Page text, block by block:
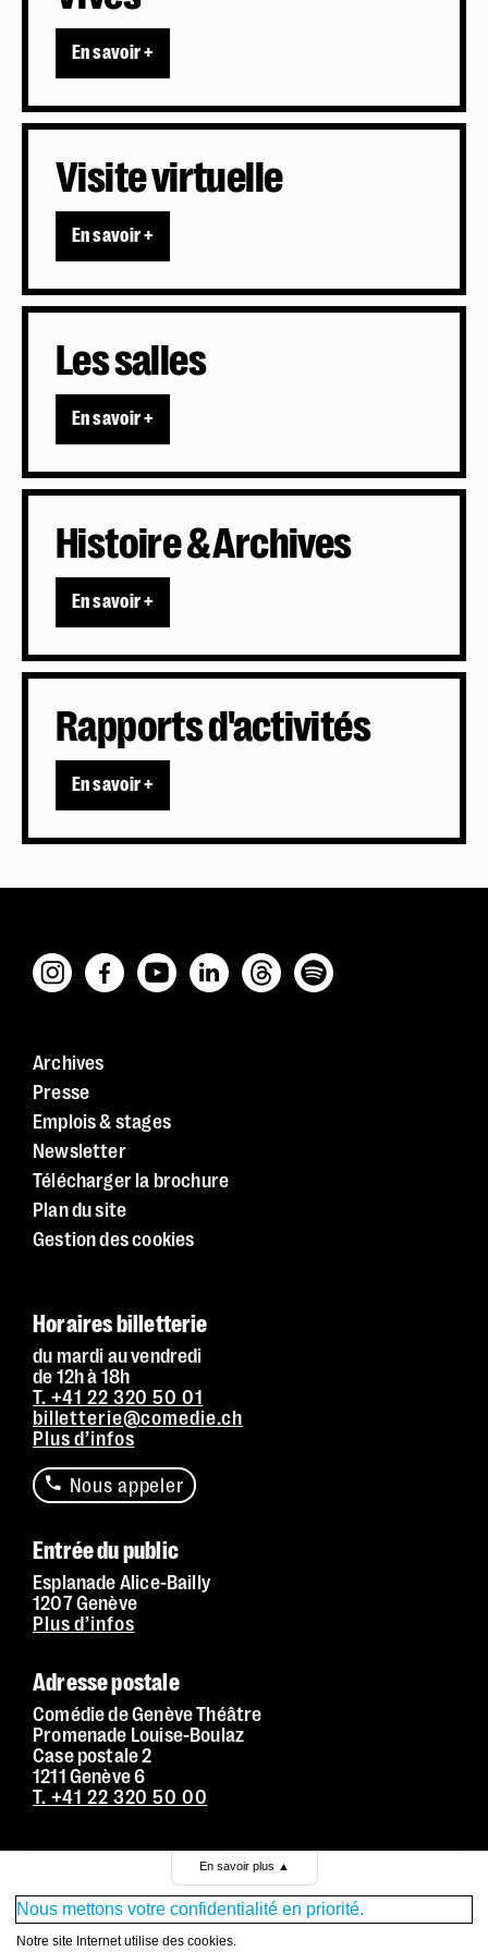
Police dyslexie :non
Taille du texte :par défaut
En savoir +
Visite virtuelle
En savoir +
Les salles
En savoir +
Histoire & Archives
En savoir +
Rapports d'activités
En savoir +
Archives
Presse
Emplois & stages
Newsletter
Télécharger la brochure
Plan du site
Gestion des cookies
Horaires billetterie
du mardi au vendredi
de 12h à 18h
T. +41 22 320 50 01
billetterie@comedie.ch
Plus d’infos
Nous appeler
Entrée du public
Esplanade Alice-Bailly
1207 Genève
Plus d’infos
Adresse postale
Comédie de Genève Théâtre
Promenade Louise-Boulaz
Case postale 2
1211 Genève 6
T. +41 22 320 50 00
Conditions générales de vente
Politique de confidentialité
En savoir plus ▲
Nous mettons votre confidentialité en priorité.
Notre site Internet utilise des cookies.